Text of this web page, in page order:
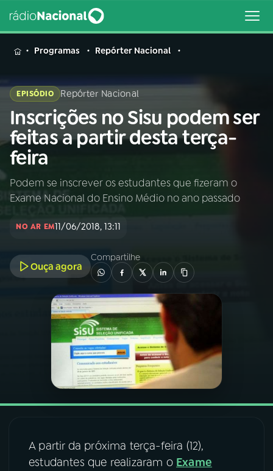
MENU
Buscar
na
Rádio
Nacional
Buscar
AO VIVO
INÍCIO
A RÁDIO
PROGRAMAÇÃO
PROGRAMAS
PODCASTS
07ÚLTIMAS
Programas Repórter Nacional
EPISÓDIO Repórter Nacional
Inscrições no Sisu podem ser
feitas a partir desta terça-
feira
Podem se inscrever os estudantes que fizeram o
Exame Nacional do Ensino Médio no ano passado
NO AR EM11/06/2018, 13:11
Ouça agora
Compartilhe
A partir da próxima terça-feira (12),
estudantes que realizaram o Exame